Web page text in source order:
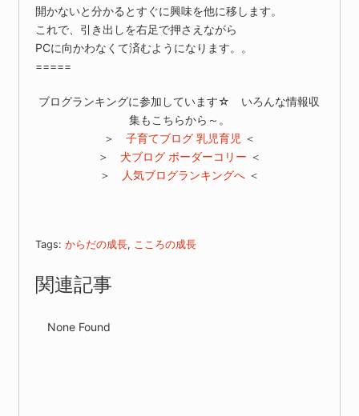
開かないと分かるとすぐに興味を他に移します。
これで、引き出しを右足で押さえながら
PCに向かわなくて済むようになります。。
=====
ブログランキングに参加しています☆ いろんな情報収
集もこちらから～。
＞ 子育てブログ 乳児育児 ＜
＞ 犬ブログ ボーダーコリー ＜
＞
人気ブログランキングへ＜
Tags:からだの成長, こころの成長
関連記事
None Found